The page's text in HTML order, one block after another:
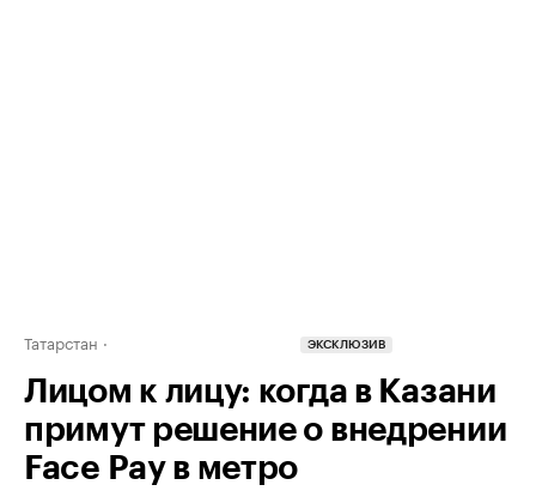
Татарстан ЭКСКЛЮЗИВ
Лицом к лицу: когда в Казани
примут решение о внедрении
Face Pay в метро